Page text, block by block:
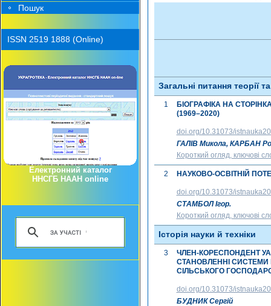
Пошук
ISSN 2519 1888 (Online)
Електронний каталог
ННСГБ НААН online
Загальні питання теорії
1
БІОГРАФІКА НА
(1969–2020)
doi.org/10.31073/
ГАЛІВ Микола, КАРБАН
Короткий огляд, ключові
2 НАУКОВО-ОСВІТНІЙ
doi.org/10.31073/
СТАМБОЛ Ігор.
Короткий огляд, ключові
Історія науки й техніки
3
ЧЛЕН-КОРЕСПОНДЕНТ
СТАНОВЛЕННІ СИСТЕМИ
СІЛЬСЬКОГО
doi.org/10.31073/
БУДНИК Сергій